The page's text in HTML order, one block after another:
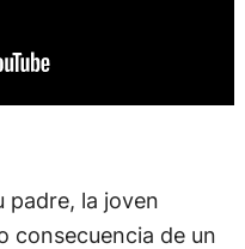
padre, la joven
consecuencia de un